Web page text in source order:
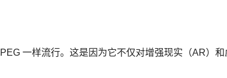
一样流行。这是因为它不仅对增强现实（AR）